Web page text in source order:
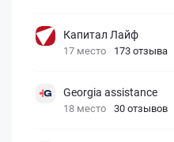
Капитал Лайф
17 место 173 отзыва
Georgia assistance
18 место 30 отзывов